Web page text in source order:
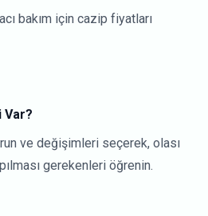
bakım için cazip fiyatları
Var?
ve değişimleri seçerek, olası
gerekenleri öğrenin.